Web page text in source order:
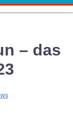
– das